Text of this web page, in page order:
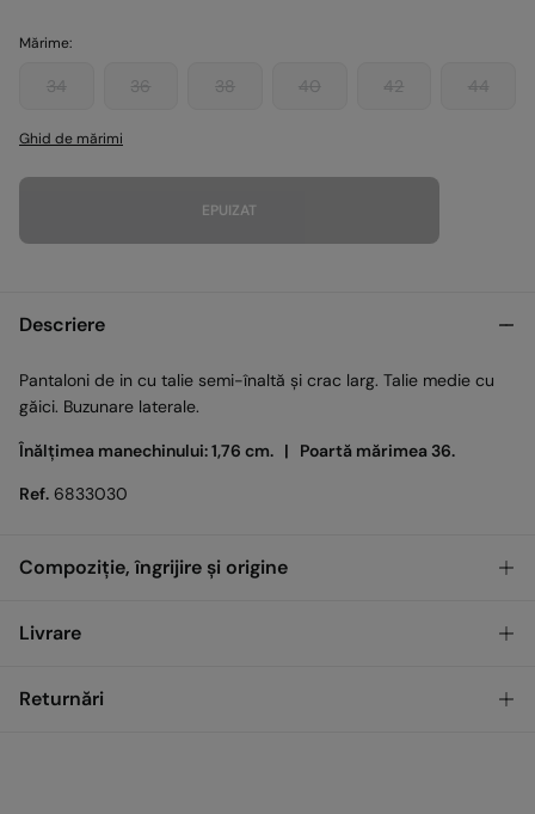
Mărime:
34 36 38 40 42 44
Ghid de mărimi
EPUIZAT
Descriere
Pantaloni de in cu talie semi-înaltă și crac larg. Talie medie cu
găici. Buzunare laterale.
Înălțimea manechinului: 1,76 cm. | Poartă mărimea 36.
Ref. 6833030
Compoziție, îngrijire și origine
Compoziţie
Îngrijire
Livrare
Ridicare din magazin
Returnări